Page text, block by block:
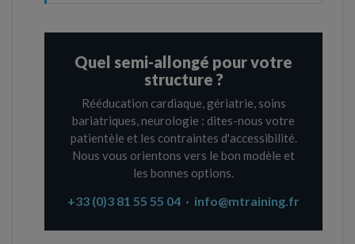
Quel semi-allongé pour votre
structure ?
Rééducation cardiaque, gériatrie, soins
bariatriques, neurologie : dites-nous votre
patientèle et les contraintes d'accessibilité.
Nous vous orientons vers le bon modèle et
les bonnes options.
+33 (0)3 81 55 55 04 · info@mtraining.fr